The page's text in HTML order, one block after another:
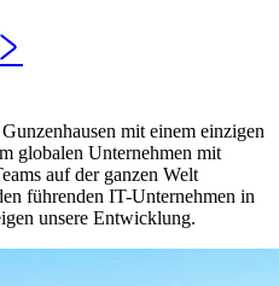
mit einem einzigen
globalen Unternehmen mit
auf der ganzen Welt
führenden IT-Unternehmen in
unsere Entwicklung.